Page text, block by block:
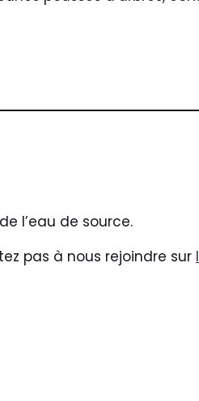
l’eau de source.
pas à nous rejoindre sur